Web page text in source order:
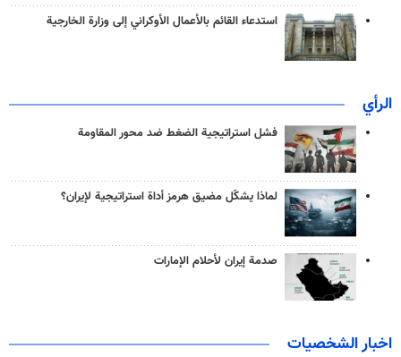
استدعاء القائم بالأعمال الأوكراني إلى وزارة الخارجية
الرأي
فشل استراتيجية الضغط ضد محور المقاومة
لماذا يشكّل مضيق هرمز أداة استراتيجية لإيران؟
صدمة إيران لأحلام الإمارات
اخبار الشخصيات